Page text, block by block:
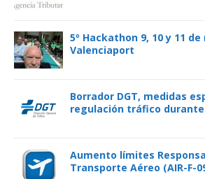
5º Hackathon 9, 10 y 11
Valenciaport
Borrador DGT, medidas
regulación tráfico durante
Aumento límites
Transporte Aéreo (AIR-F-